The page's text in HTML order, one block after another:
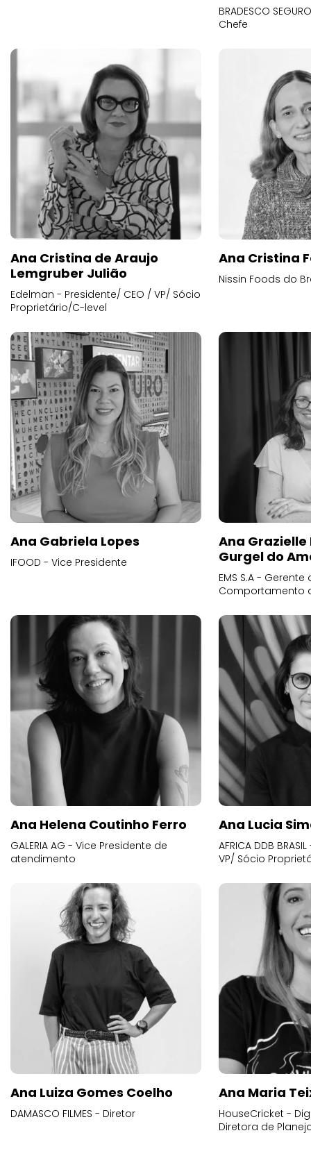
BRADESCO
Chefe
Ana Cristina de Araujo
Lemgruber Julião
Edelman - Presidente/ CEO / VP/ Sócio
Proprietário/C-level
Ana Cristina
Nissin Foods do
Ana Gabriela Lopes
IFOOD - Vice Presidente
Ana
Gurgel do
EMS S.A -
Comportamento
Ana Helena Coutinho Ferro
GALERIA AG - Vice Presidente de
atendimento
Ana Lucia
AFRICA DDB
VP/ Sócio
Ana Luiza Gomes Coelho
DAMASCO FILMES - Diretor
Ana Maria
HouseCricket -
Diretora de